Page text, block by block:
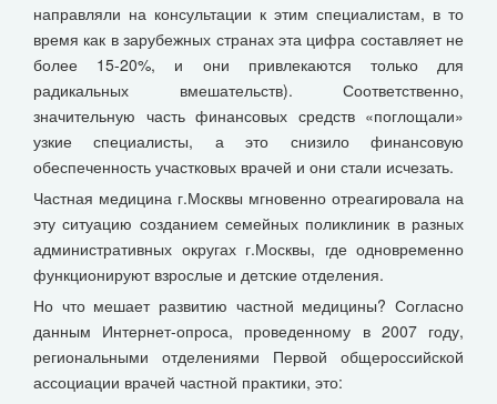
направляли на консультации к этим специалистам, в то
время как в зарубежных странах эта цифра составляет не
более 15-20%, и они привлекаются только для
радикальных вмешательств). Соответственно,
значительную часть финансовых средств «поглощали»
узкие специалисты, а это снизило финансовую
обеспеченность участковых врачей и они стали исчезать.
Частная медицина г.Москвы мгновенно отреагировала на
эту ситуацию созданием семейных поликлиник в разных
административных округах г.Москвы, где одновременно
функционируют взрослые и детские отделения.
Но что мешает развитию частной медицины? Согласно
данным Интернет-опроса, проведенному в 2007 году,
региональными отделениями Первой общероссийской
ассоциации врачей частной практики, это: